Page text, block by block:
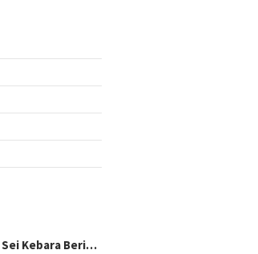
Sei Kebara Beri…